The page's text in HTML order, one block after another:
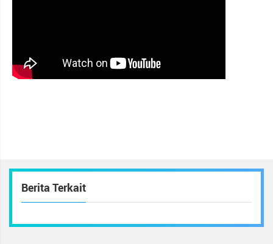
Berita Terkait